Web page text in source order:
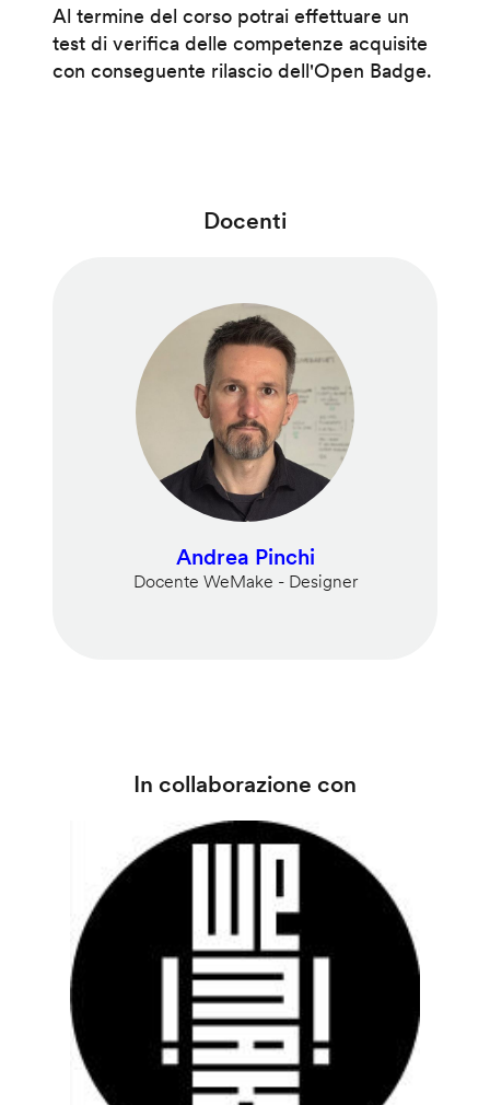
Al termine del corso potrai effettuare un
test di verifica delle competenze acquisite
con conseguente rilascio dell'Open Badge.
Docenti
Andrea Pinchi
Docente WeMake - Designer
In collaborazione con